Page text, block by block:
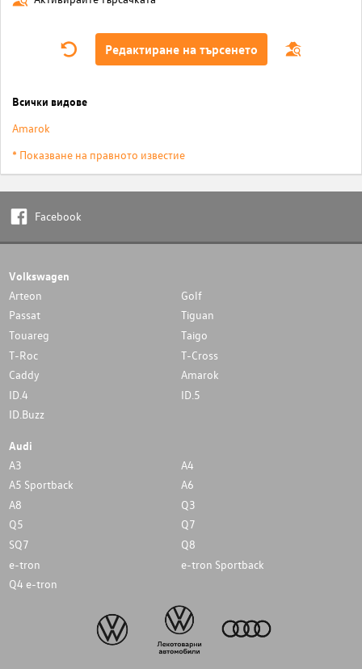
Редактиране на търсенето
Всички видове
Amarok
* Показване на правното известие
Facebook
Volkswagen
Arteon
Golf
Passat
Tiguan
Touareg
Taigo
T-Roc
T-Cross
Caddy
Amarok
ID.4
ID.5
ID.Buzz
Audi
A3
A4
A5 Sportback
A6
A8
Q3
Q5
Q7
SQ7
Q8
e-tron
e-tron Sportback
Q4 e-tron